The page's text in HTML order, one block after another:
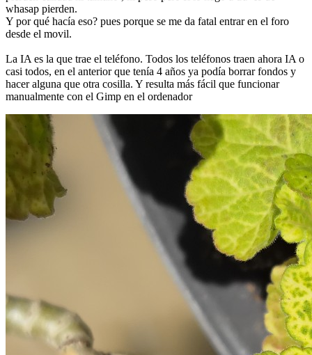
whasap pierden.
Y por qué hacía eso? pues porque se me da fatal entrar en el foro
desde el movil.
La IA es la que trae el teléfono. Todos los teléfonos traen ahora IA o
casi todos, en el anterior que tenía 4 años ya podía borrar fondos y
hacer alguna que otra cosilla. Y resulta más fácil que funcionar
manualmente con el Gimp en el ordenador